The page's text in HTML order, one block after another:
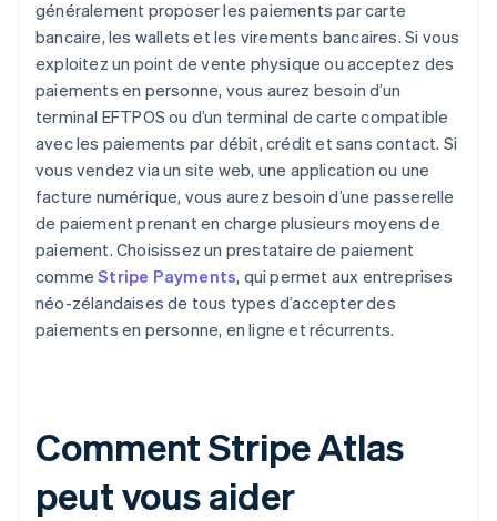
généralement proposer les paiements par carte
bancaire, les wallets et les virements bancaires. Si vous
exploitez un point de vente physique ou acceptez des
paiements en personne, vous aurez besoin d’un
terminal EFTPOS ou d’un terminal de carte compatible
avec les paiements par débit, crédit et sans contact. Si
vous vendez via un site web, une application ou une
facture numérique, vous aurez besoin d’une passerelle
de paiement prenant en charge plusieurs moyens de
paiement. Choisissez un prestataire de paiement
commeStripe Payments, qui permet aux entreprises
néo-zélandaises de tous types d’accepter des
paiements en personne, en ligne et récurrents.
Comment Stripe Atlas
peut vous aider